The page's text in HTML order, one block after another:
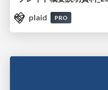
plaid
PRO